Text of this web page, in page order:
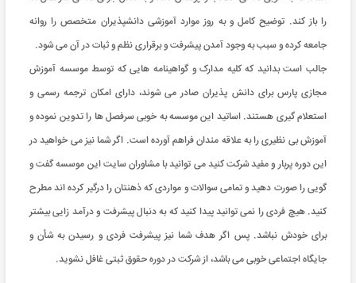
را باز کند. توضیح کامل و به روز موارد آموزشی دانشپذیران متخصص را روانه
جامعه کرده و سبب به وجود آمدن پیشرفت و برقراری نظم و ثبات در آن می شود.
جالب است بدانید که کلیه مدارک و گواهینامه هایی که توسط موسسه آموزش
مجازی پارس برای دانش پذیران صادر می شوند، دارای امکان ترجمه رسمی و
استعلام گیری هستند. اساتید این موسسه به خوبی سرفصل ها را تدوین نموده و
آموزش بی نظیری را به علاقه مندان فراهم آورده است. اگر شما نیز می خواهید در
این دوره پربار و مفید شرکت کنید می توانید با مشاوران سایت این موسسه گفت و
گویی را صورت دهید و تمامی سوالات و مواردی که ذهنتان را درگیر کرده اند مطرح
کنید. هیچ فردی را نمی توانید پیدا کنید که به دنبال پیشرفت و درآمد زایی بیشتر
برای خودش نباشد. پس اگر هدف شما نیز پیشرفت فردی و رسیدن به شأن و
جایگاه اجتماعی خوبی می باشد، از شرکت در دوره حقوق ثبتی غافل نشوید.